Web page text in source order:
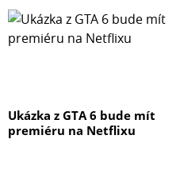
Ukázka z GTA 6 bude mít
premiéru na Netflixu